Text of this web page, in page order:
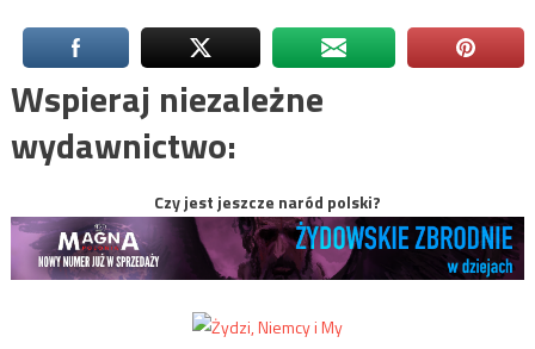
Wspieraj niezależne
wydawnictwo:
Czy jest jeszcze naród polski?